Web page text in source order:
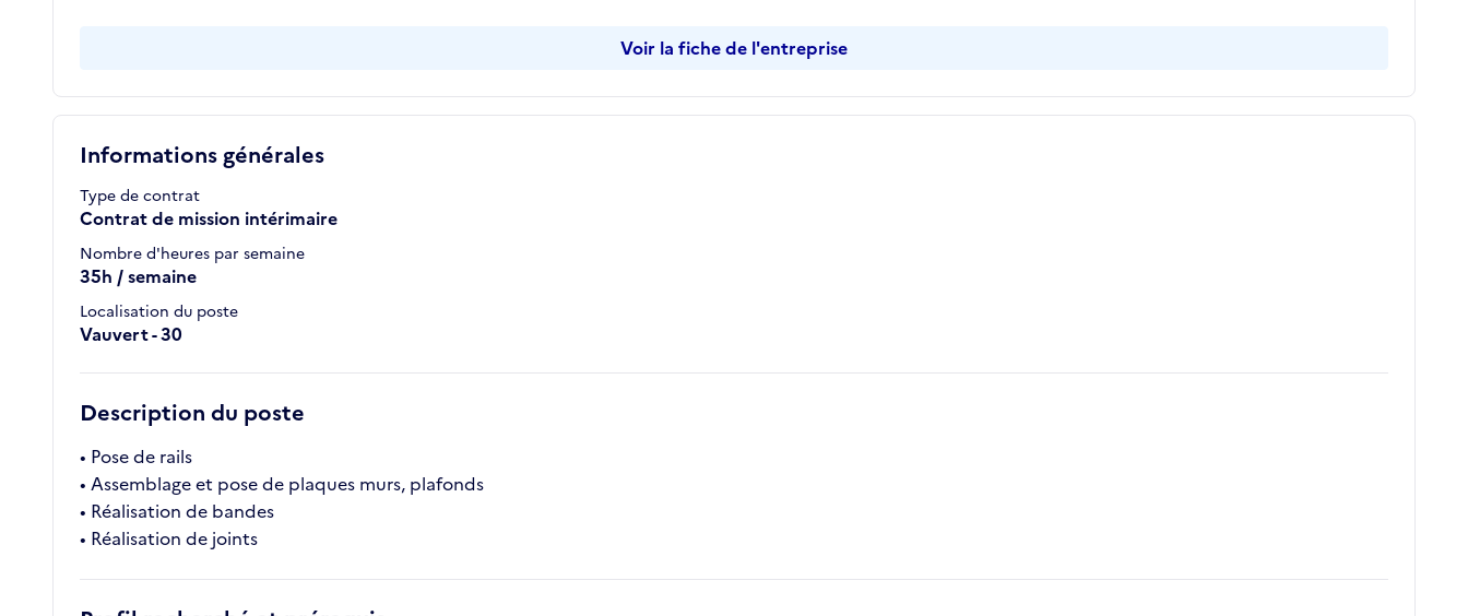
Informations générales
Type de contrat
Contrat de mission intérimaire
Nombre d'heures par semaine
35h / semaine
Localisation du poste
Vauvert - 30
Description du poste
• Pose de rails
• Assemblage et pose de plaques murs, plafonds
• Réalisation de bandes
• Réalisation de joints
Voir la fiche de l'entreprise